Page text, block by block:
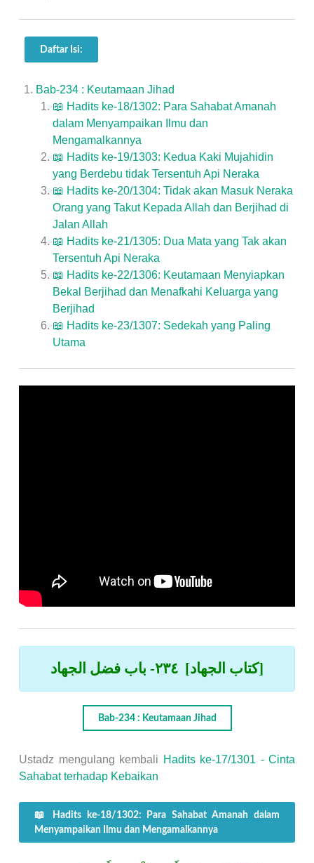
Daftar Isi:
Bab-234 : Keutamaan Jihad
📖 Hadits ke-18/1302: Para Sahabat Amanah
dalam Menyampaikan Ilmu dan
Mengamalkannya
📖 Hadits ke-19/1303: Kedua Kaki Mujahidin
yang Berdebu tidak Tersentuh Api Neraka
📖 Hadits ke-20/1304: Tidak akan Masuk Neraka
Orang yang Takut Kepada Allah dan Berjihad di
Jalan Allah
📖 Hadits ke-21/1305: Dua Mata yang Tak akan
Tersentuh Api Neraka
📖 Hadits ke-22/1306: Keutamaan Menyiapkan
Bekal Berjihad dan Menafkahi Keluarga yang
Berjihad
📖 Hadits ke-23/1307: Sedekah yang Paling
Utama
[كتاب الجهاد] ٢٣٤- باب فضل الجهاد
Bab-234 : Keutamaan Jihad
Ustadz mengulang kembali Hadits ke-17/1301 - Cinta
Sahabat terhadap Kebaikan
📖 Hadits ke-18/1302: Para Sahabat Amanah dalam
Menyampaikan Ilmu dan Mengamalkannya